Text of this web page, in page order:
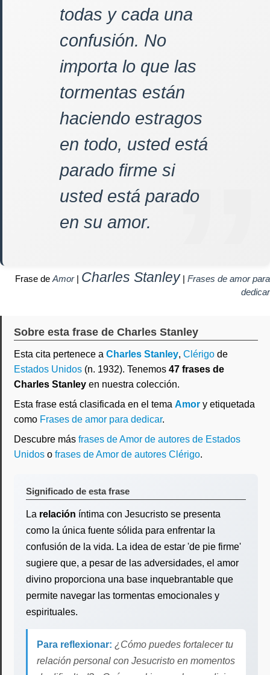
todas y cada una
confusión. No
importa lo que las
tormentas están
haciendo estragos
en todo, usted está
parado firme si
usted está parado
en su amor.
Frase de Amor| Charles Stanley | Frases de amor para
dedicar
Sobre esta frase de Charles Stanley
Esta cita pertenece a Charles Stanley, Clérigo de
Estados Unidos (n. 1932). Tenemos 47 frases de
Charles Stanley en nuestra colección.
Esta frase está clasificada en el tema Amor y etiquetada
como Frases de amor para dedicar.
Descubre más frases de Amor de autores de Estados
Unidos o frases de Amor de autores Clérigo.
Significado de esta frase
La relación íntima con Jesucristo se presenta
como la única fuente sólida para enfrentar la
confusión de la vida. La idea de estar 'de pie firme'
sugiere que, a pesar de las adversidades, el amor
divino proporciona una base inquebrantable que
permite navegar las tormentas emocionales y
espirituales.
Para reflexionar: ¿Cómo puedes fortalecer tu
relación personal con Jesucristo en momentos